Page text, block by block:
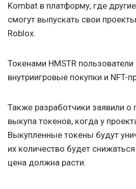
Kombat в платформу, где
смогут выпускать свои
Roblox.
Токенами HMSTR
внутриигровые покупки и NFT-
Также разработчики заявили о
выкупа токенов, когда у
Выкупленные токены будут
их количество будет
цена должна расти.